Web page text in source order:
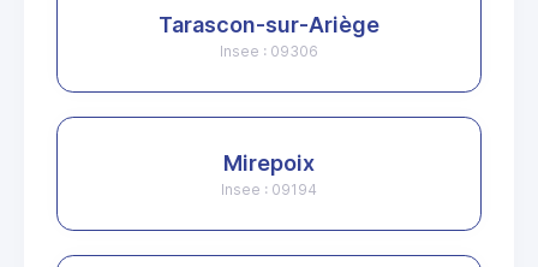
Tarascon-sur-Ariège
Insee : 09306
Mirepoix
Insee : 09194